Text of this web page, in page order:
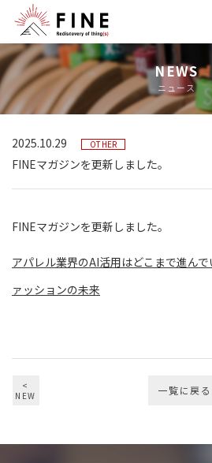
NEWS
ニュース
2025.10.29 OTHER
FINEマガジンを更新しました。
FINEマガジンを更新しました。
アパレル業界のAI活用はどこまで進ん
ァッションの未来
<
NEW
一覧に戻る